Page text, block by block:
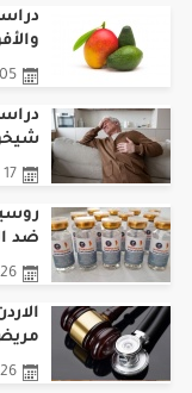
05 مايو، 2026 - 04:05pm
17 فبراير، 2026 - 03:02pm
ضد
26 ديسمبر، 2025 - 10:12am
26 أكتوبر، 2025 - 08:10pm